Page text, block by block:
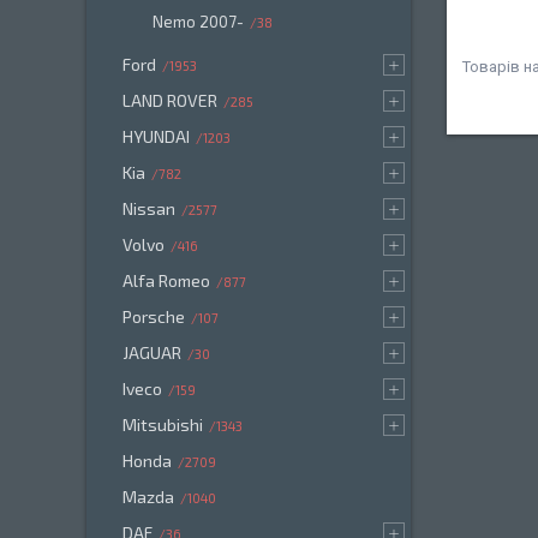
Nemo 2007- 38
Ford 1953
LAND ROVER 285
HYUNDAI 1203
Kia 782
Nissan 2577
Volvo 416
Alfa Romeo 877
Porsche 107
JAGUAR 30
Iveco 159
Mitsubishi 1343
Honda 2709
Mazda 1040
DAF 36